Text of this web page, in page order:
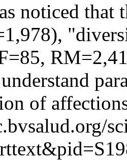
noticed that
of